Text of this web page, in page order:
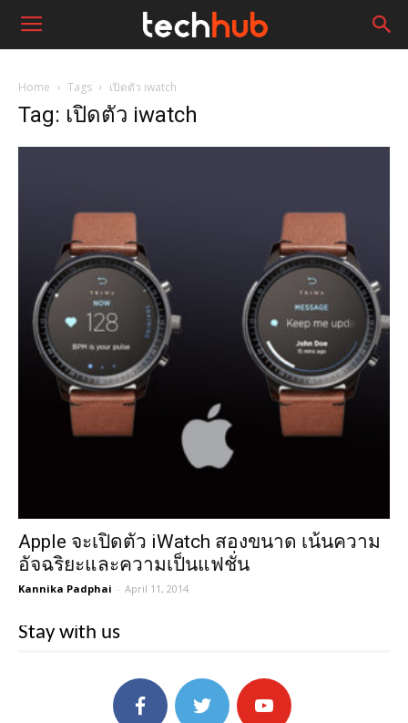
Home Tags เปิดตัว iwatch
Tag: เปิดตัว iwatch
Apple จะเปิดตัว iWatch สองขนาด เน้นความ
อัจฉริยะและความเป็นแฟชั่น
Kannika Padphai - April 11, 2014
Stay with us